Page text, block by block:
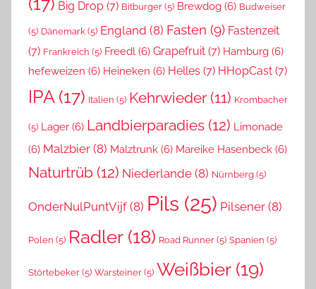
Big Drop (7) Bitburger (5) Brewdog (6) Budweiser
(5) Dänemark (5) England (8) Fasten (9) Fastenzeit
(7) Frankreich (5) Freedl (6) Grapefruit (7) Hamburg (6)
hefeweizen (6) Heineken (6) Helles (7) HHopCast (7)
IPA(17) Italien (5) Kehrwieder (11) Krombacher
(5) Lager (6) Landbierparadies (12) Limonade
(6) Malzbier (8) Malztrunk (6) Mareike Hasenbeck (6)
Naturtrüb (12) Niederlande (8) Nürnberg (5)
OnderNulPuntVijf (8) Pils (25) Pilsener (8)
Polen (5) Radler(18) Road Runner (5) Spanien (5)
Störtebeker (5) Warsteiner (5) Weißbier(19)